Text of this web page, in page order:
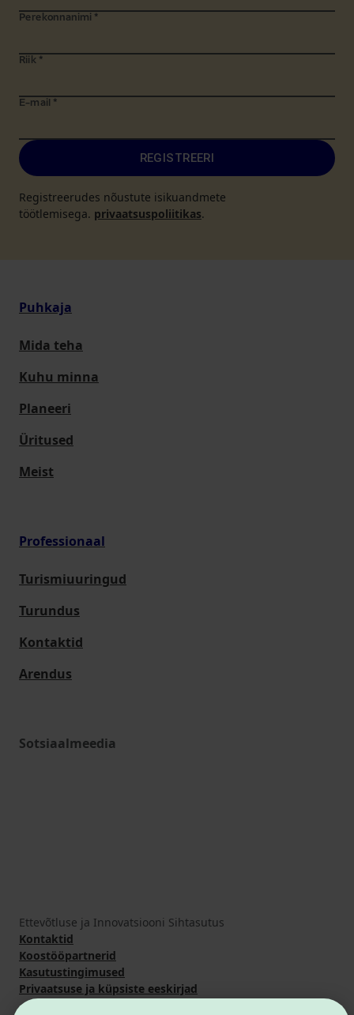
Perekonnanimi *
Riik *
E-mail *
REGISTREERI
Registreerudes nõustute isikuandmete
töötlemisega. privaatsuspoliitikas.
Puhkaja
Mida teha
Kuhu minna
Planeeri
Üritused
Meist
Professionaal
Turismiuuringud
Turundus
Kontaktid
Arendus
Sotsiaalmeedia
Ettevõtluse ja Innovatsiooni Sihtasutus
Kontaktid
Koostööpartnerid
Kasutustingimused
Privaatsuse ja küpsiste eeskirjad